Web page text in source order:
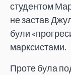
студентом
не застав
були
марксистами.
Проте була